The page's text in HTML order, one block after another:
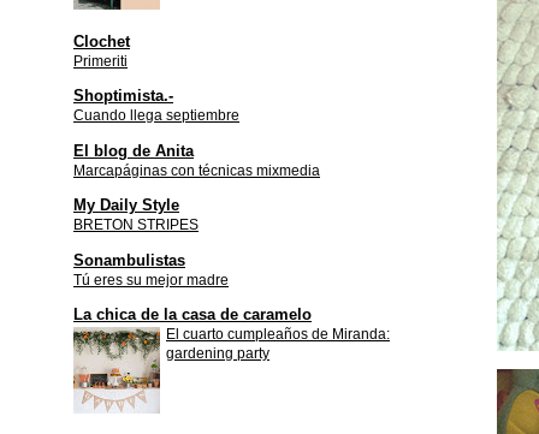
Clochet
Primeriti
Shoptimista.-
Cuando llega septiembre
El blog de Anita
Marcapáginas con técnicas mixmedia
My Daily Style
BRETON STRIPES
Sonambulistas
Tú eres su mejor madre
La chica de la casa de caramelo
El cuarto cumpleaños de Miranda:
gardening party